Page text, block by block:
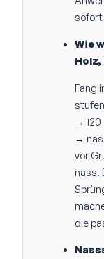
sofort
Wie
Holz,
Fang
→
→
vor
nass.
die